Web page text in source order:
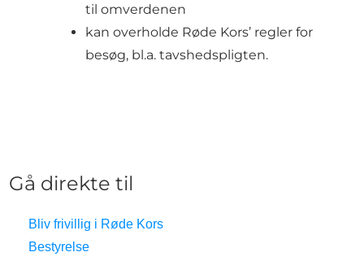
til omverdenen
kan overholde Røde Kors’ regler for
besøg, bl.a. tavshedspligten.
Gå direkte til
Bliv frivillig i Røde Kors
Bestyrelse